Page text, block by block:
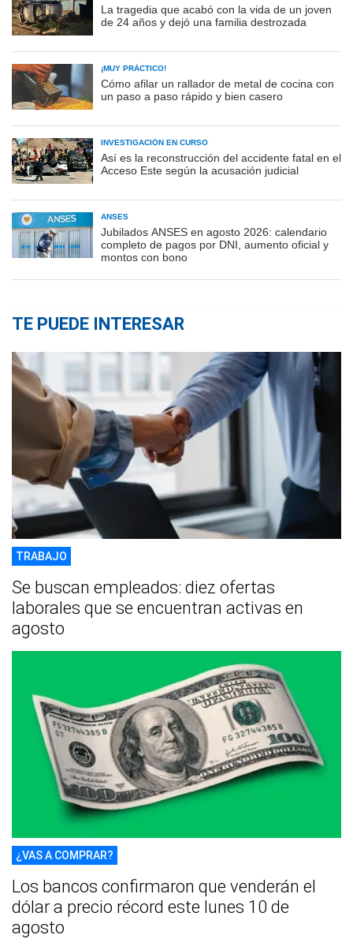
La tragedia que acabó con la vida de un joven
de 24 años y dejó una familia destrozada
¡MUY PRÁCTICO!
Cómo afilar un rallador de metal de cocina con
un paso a paso rápido y bien casero
INVESTIGACIÓN EN CURSO
Así es la reconstrucción del accidente fatal en el
Acceso Este según la acusación judicial
ANSES
Jubilados ANSES en agosto 2026: calendario
completo de pagos por DNI, aumento oficial y
montos con bono
TE PUEDE INTERESAR
TRABAJO
Se buscan empleados: diez ofertas
laborales que se encuentran activas en
agosto
¿VAS A COMPRAR?
Los bancos confirmaron que venderán el
dólar a precio récord este lunes 10 de
agosto